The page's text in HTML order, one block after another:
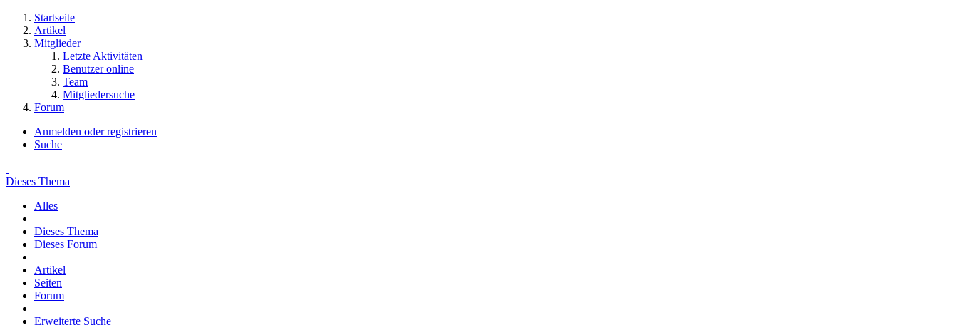
Startseite
Artikel
Mitglieder
Letzte Aktivitäten
Benutzer online
Team
Mitgliedersuche
Forum
Anmelden oder registrieren
Suche
Dieses Thema
Alles
Dieses Thema
Dieses Forum
Artikel
Seiten
Forum
Erweiterte Suche